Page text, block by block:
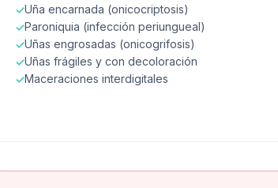
✓Uña encarnada (onicocriptosis)
✓Paroniquia (infección periungueal)
✓Uñas engrosadas (onicogrifosis)
✓Uñas frágiles y con decoloración
✓Maceraciones interdigitales